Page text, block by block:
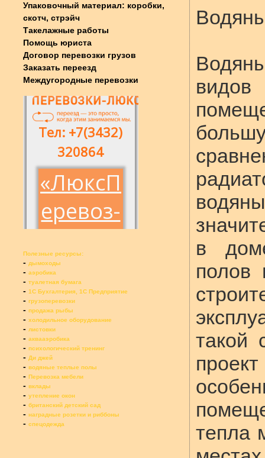
Упаковочный материал: коробки,
скотч, стрэйч
Такелажные работы
Помощь юриста
Договор перевозки грузов
Заказать переезд
Междугородные перевозки
Полезные ресурсы:
- дымоходы
- аэробика
- туалетная бумага
- 1С Бухгалтерия, 1С Предприятие
- грузоперевозки
- продажа рыбы
- холодильное оборудование
- листовки
- аквааэробика
- психологический тренинг
- Ди джей
- водяные теплые полы
- Перевозка мебели
- вклады
- утепление окон
- британский детский сад
- наградные розетки и риббоны
- спецодежда
в
полов
такой
тепла